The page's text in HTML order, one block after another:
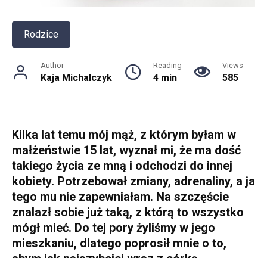
Rodzice
Author
Kaja Michalczyk
Reading
4 min
Views
585
Kilka lat temu mój mąż, z którym byłam w
małżeństwie 15 lat, wyznał mi, że ma dość
takiego życia ze mną i odchodzi do innej
kobiety. Potrzebował zmiany, adrenaliny, a ja
tego mu nie zapewniałam. Na szczęście
znalazł sobie już taką, z którą to wszystko
mógł mieć. Do tej pory żyliśmy w jego
mieszkaniu, dlatego poprosił mnie o to,